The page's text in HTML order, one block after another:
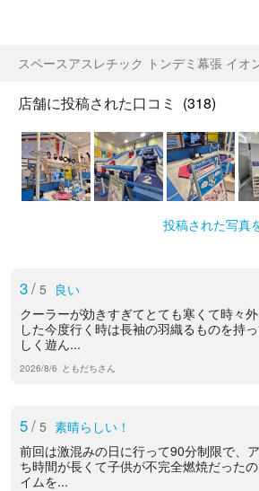
店舗に投稿された口コミ (318)
投稿された写真
3/ 5 良い
クーラーが効きすぎてとても寒くて時々
した今度行く時は長袖の羽織るものを持
しく遊ん...
2026/8/6 ともだちさん
5/ 5 素晴らしい！
前回は激混みの日に行って90分制限で、
ち時間が長くて子供が不完全燃焼だった
イムを...